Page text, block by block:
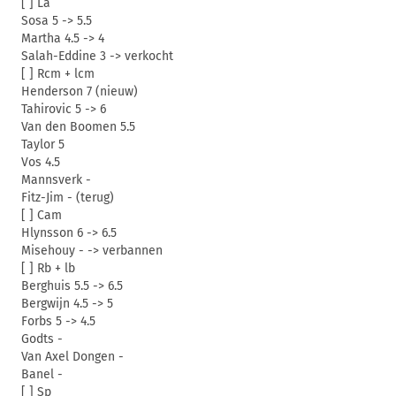
[ ] La
Sosa 5 -> 5.5
Martha 4.5 -> 4
Salah-Eddine 3 -> verkocht
[ ] Rcm + lcm
Henderson 7 (nieuw)
Tahirovic 5 -> 6
Van den Boomen 5.5
Taylor 5
Vos 4.5
Mannsverk -
Fitz-Jim - (terug)
[ ] Cam
Hlynsson 6 -> 6.5
Misehouy - -> verbannen
[ ] Rb + lb
Berghuis 5.5 -> 6.5
Bergwijn 4.5 -> 5
Forbs 5 -> 4.5
Godts -
Van Axel Dongen -
Banel -
[ ] Sp